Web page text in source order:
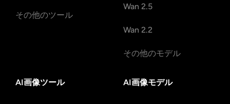
その他のツール
Wan 2.5
Wan 2.2
その他のモデル
AI画像ツール AI画像モデル